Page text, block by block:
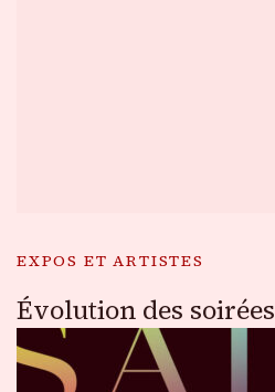
EXPOS ET ARTISTES
Évolution des soirées